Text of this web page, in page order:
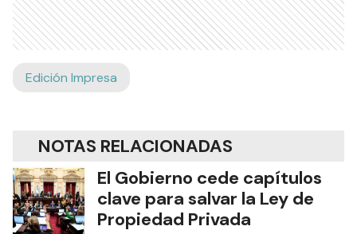
Edición Impresa
NOTAS RELACIONADAS
El Gobierno cede capítulos
clave para salvar la Ley de
Propiedad Privada